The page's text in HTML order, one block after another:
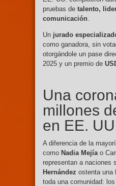
pruebas de talento,
comunicación
Un jurado
como ganadora, sin
otorgándole un pase
2025 y un premio de
Una
millones
en EE.
A diferencia de la
como Nadia Mejía o
representan a naciones
Hernández ostenta una
toda una comunidad: los